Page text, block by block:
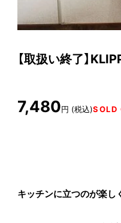
【取扱い終了】
7,480円 (税込)SOLD
キッチンに立つのが楽し